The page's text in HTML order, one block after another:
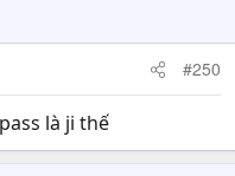
#250
là ji thế